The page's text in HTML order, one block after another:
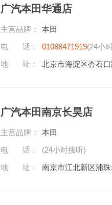
广汽本田华通店
主营品牌：
本田
电 话：
01088471919(24小
地 址：
北京市海淀区杏石
广汽本田南京长昊店
主营品牌：
本田
电 话：
(24小时接听)
地 址：
南京市江北新区浦